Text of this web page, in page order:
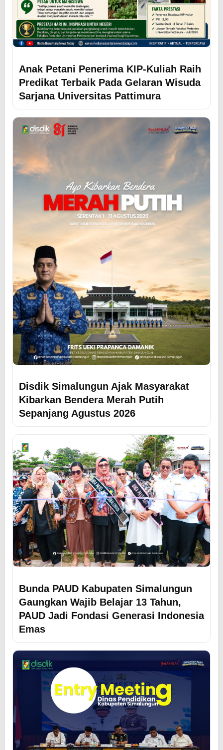
Anak Petani Penerima KIP-Kuliah Raih
Predikat Terbaik Pada Gelaran Wisuda
Sarjana Universitas Pattimura
Disdik Simalungun Ajak Masyarakat
Kibarkan Bendera Merah Putih
Sepanjang Agustus 2026
Bunda PAUD Kabupaten Simalungun
Gaungkan Wajib Belajar 13 Tahun,
PAUD Jadi Fondasi Generasi Indonesia
Emas